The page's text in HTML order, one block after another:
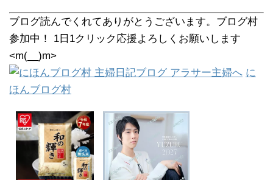
ブログ読んでくれてありがとうございます。ブログ村
参加中！ 1日1クリック応援よろしくお願いします
<m(__)m>
に
ほんブログ村